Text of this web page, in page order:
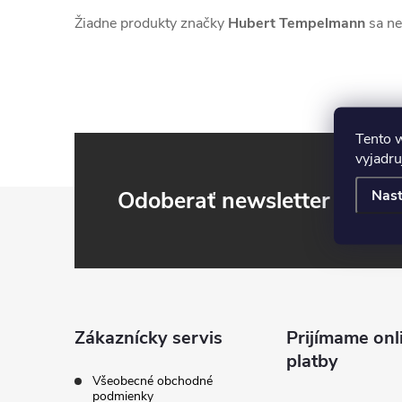
Tento
Žiadne produkty značky Hubert Tempelmann sa
Odoberať newsletter
Zákaznícky servis
Všeobecné obchodné
podmienky
Prijímame
platby